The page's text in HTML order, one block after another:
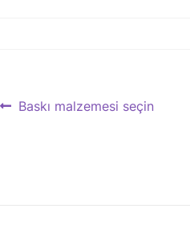
Yazı
Previous
Baskı malzemesi seçin